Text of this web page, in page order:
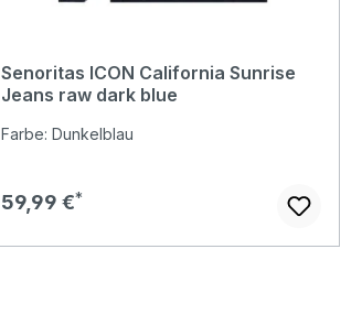
Senoritas ICON California Sunrise
Jeans raw dark blue
Farbe: Dunkelblau
Regulärer Preis:
59,99 €